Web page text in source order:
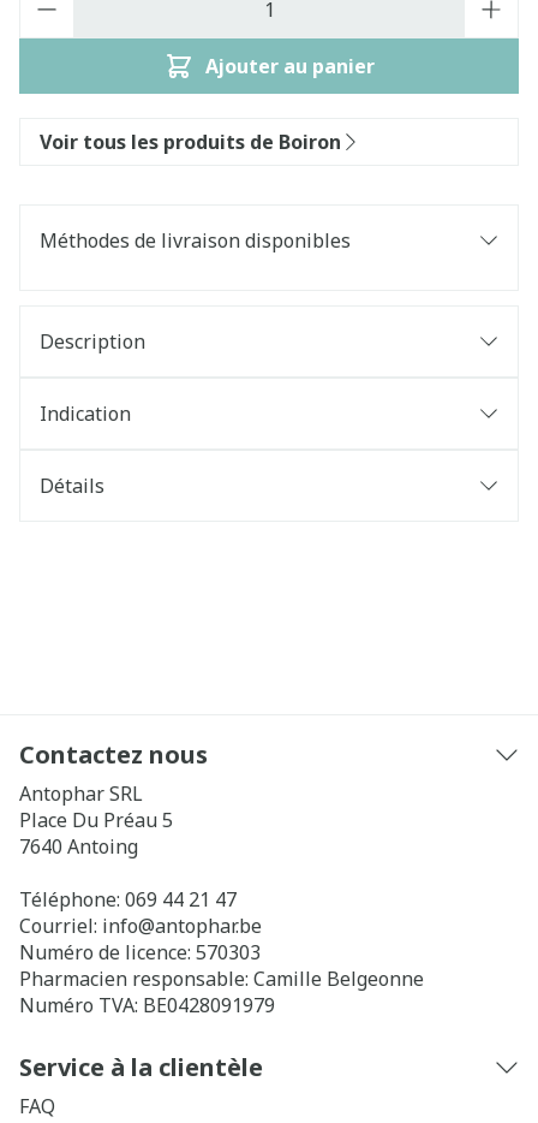
Ajouter au panier
Voir tous les produits de Boiron
Méthodes de livraison disponibles
Description
Indication
Détails
Contactez nous
Antophar SRL
Place Du Préau 5
7640 Antoing
Téléphone: 069 44 21 47
Courriel: info@antophar.be
Numéro de licence: 570303
Pharmacien responsable: Camille Belgeonne
Numéro TVA: BE0428091979
Service à la clientèle
FAQ